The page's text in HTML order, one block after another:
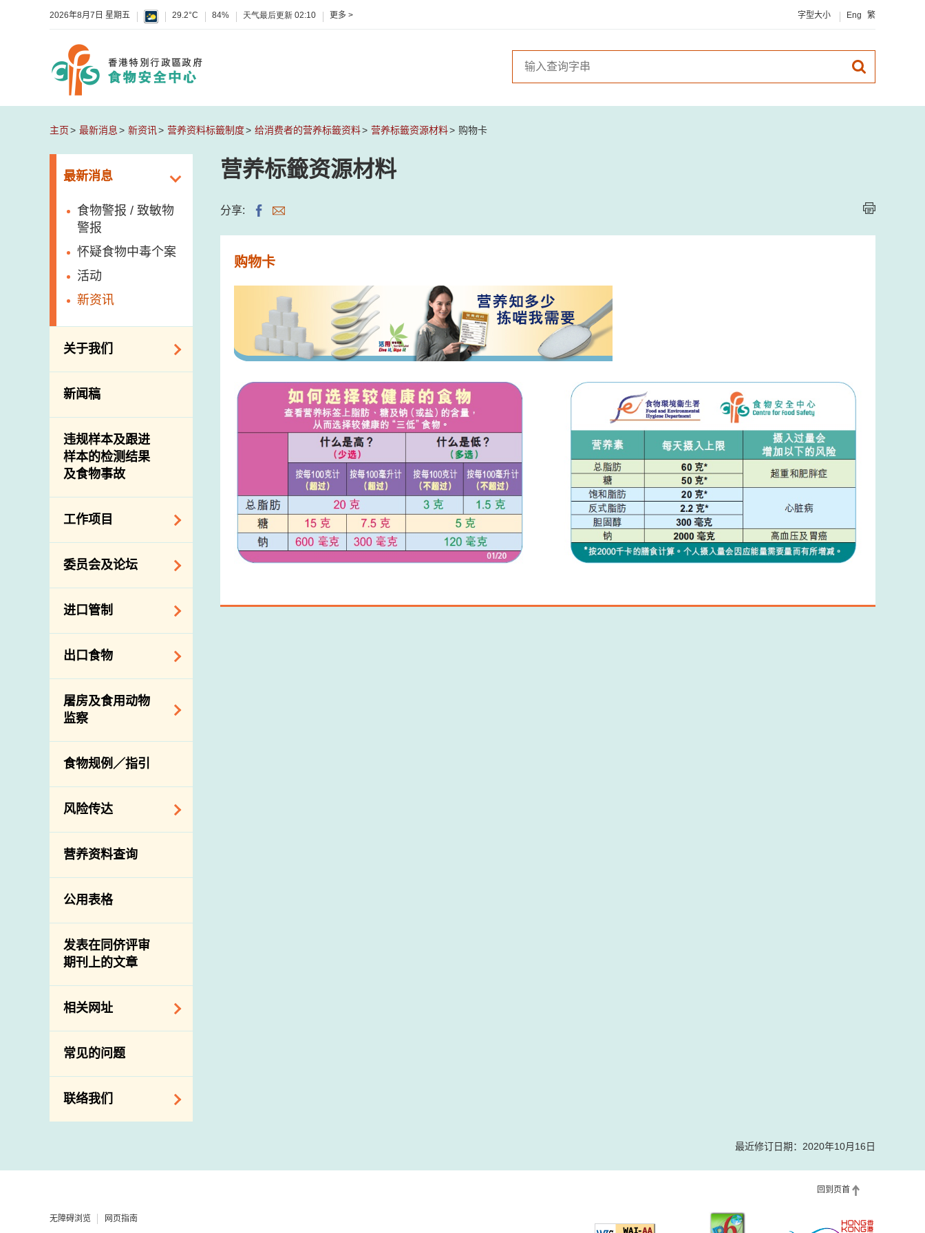
2026年8月7日 星期五 29.2°C 84% 天气最后更新 02:10 更多 > 字型大小 Eng 繁
主页 最新消息 新资讯 营养资料标籤制度 给消费者的营养标籤资料 营养标籤资源材料 购物卡
最新消息
食物警报 / 致敏物
警报
怀疑食物中毒个案
活动
新资讯
关于我们
组织结构
介绍短片
新闻稿
违规样本及跟进
样本的检测结果
及食物事故
工作项目
降低膳食中的钠和
糖
食物安全重点控制
系统
基因改造食物
资料
食物安全之风险评
估
食物事故应变及管
理
食物消费量调查
总膳食研究
有机食物
高风险食物
抗菌素耐药性
委员会及论坛
食物安全专家委员
会
消费者联系小组
进口管制
食物进口商和食物
分销商登记制度
络内地有关当局
进口食物管制
口检验
出口食物
出口验证
出口食物往内地
出口商及业界的消
息
屠房及食用动物
监察
规管农业化学物及
兽医药物在食用动
物上的使用
屠房及疾病监测
宰前检验
宰后检验
结果
屠房及肉类检验
食物规例／指引
风险传达
主题项目
项目及活动
资讯平台
下载
公开比赛
营养资料查询
公用表格
发表在同侪评审
期刊上的文章
相关网址
相关政府部门／机
构
常见的问题
联络我们
地址及电话
邮件贴上足够邮资
营养标籤资源材料
分享:
购物卡
最近修订日期：2020年10月16日
回到页首
无障碍浏览 网页指南